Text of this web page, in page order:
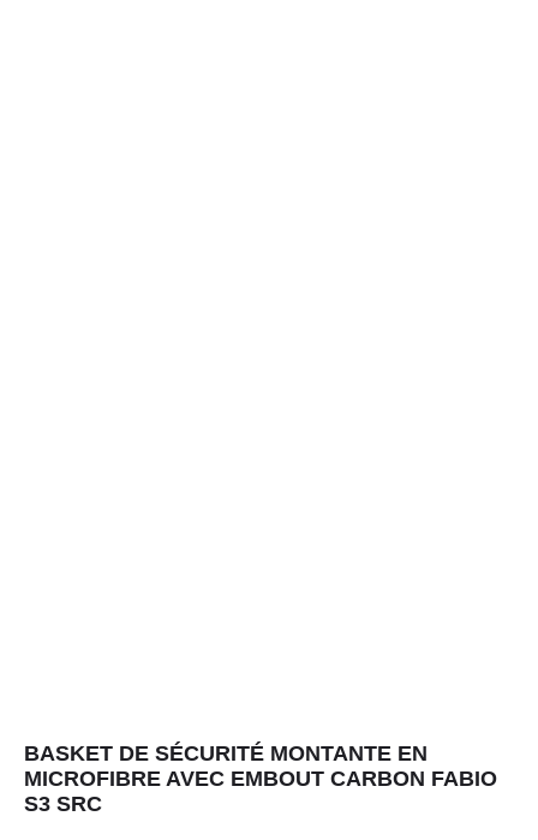
BASKET DE SÉCURITÉ MONTANTE EN
MICROFIBRE AVEC EMBOUT CARBON FABIO
S3 SRC